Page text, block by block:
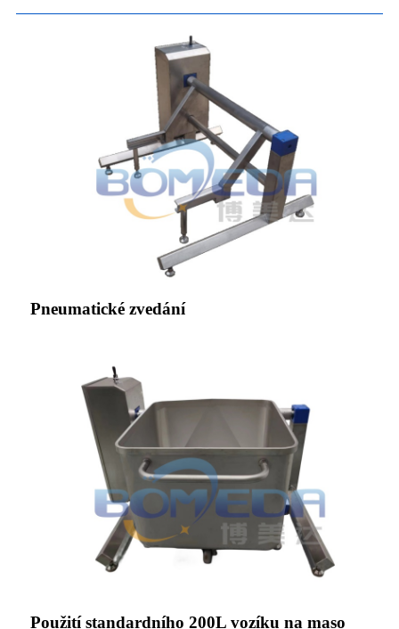
Pneumatické zvedání
Použití standardního 200L vozíku na maso